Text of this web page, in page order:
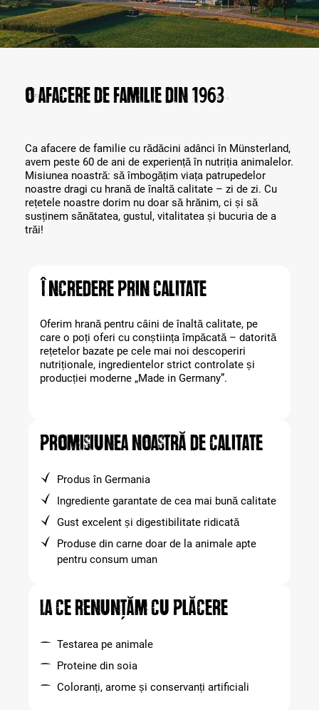
O afacere de familie din 1963
Ca afacere de familie cu rădăcini adânci în Münsterland,
avem peste 60 de ani de experiență în nutriția animalelor.
Misiunea noastră: să îmbogățim viața patrupedelor
noastre dragi cu hrană de înaltă calitate – zi de zi. Cu
rețetele noastre dorim nu doar să hrănim, ci și să
susținem sănătatea, gustul, vitalitatea și bucuria de a
trăi!
Încredere prin calitate
Oferim hrană pentru câini de înaltă calitate, pe
care o poți oferi cu conștiința împăcată – datorită
rețetelor bazate pe cele mai noi descoperiri
nutriționale, ingredientelor strict controlate și
producției moderne „Made in Germany”.
Promisiunea noastră de calitate
Produs în Germania
Ingrediente garantate de cea mai bună calitate
Gust excelent și digestibilitate ridicată
Produse din carne doar de la animale apte
pentru consum uman
La ce renunțăm cu plăcere
Testarea pe animale
Proteine din soia
Coloranți, arome și conservanți artificiali